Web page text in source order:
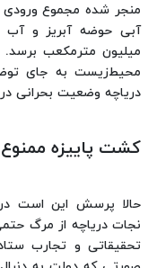
منجر شده مجموع ورودی
میلیون مترمکعب
محیط‌زیست به جای
دریاچه وضعیت بحرانی
کشت پاییزه
حالا پرسش این است
نجات دریاچه از مرگ
تحقیقاتی و تجارب